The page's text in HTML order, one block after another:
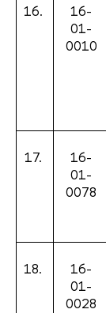
16.
16-
01-
0010
17.
16-
01-
0078
18.
16-
01-
0028